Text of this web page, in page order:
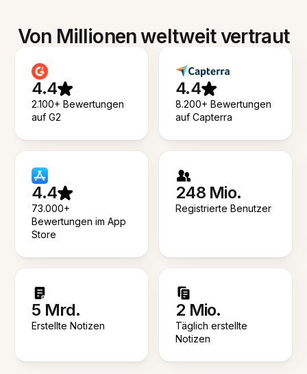
Von Millionen weltweit vertraut
4.4
2.100+ Bewertungen
auf G2
4.4
8.200+ Bewertungen
auf Capterra
4.4
73.000+
Bewertungen im App
Store
248 Mio.
Registrierte Benutzer
5 Mrd.
Erstellte Notizen
2 Mio.
Täglich erstellte
Notizen